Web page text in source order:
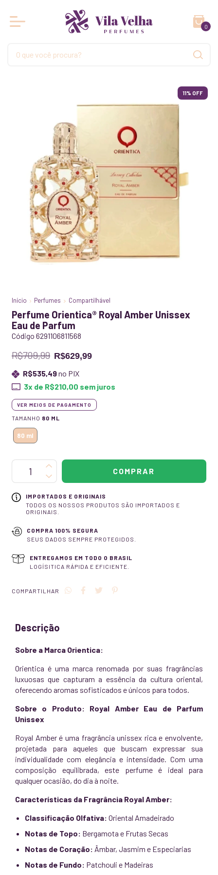
0
11% OFF
Início Perfumes Compartilhável
Perfume Orientica® Royal Amber Unissex
Eau de Parfum
Código 6291106811568
R$709,99 R$629,99
R$535,49no PIX
3x de R$210,00 sem juros
VER MEIOS DE PAGAMENTO
TAMANHO 80 ML
80 ml
IMPORTADOS E ORIGINAIS
TODOS OS NOSSOS PRODUTOS SÃO IMPORTADOS E
ORIGINAIS.
COMPRA 100% SEGURA
SEUS DADOS SEMPRE PROTEGIDOS.
ENTREGAMOS EM TODO O BRASIL
LOGÍSITICA RÁPIDA E EFICIENTE.
COMPARTILHAR
Descrição
Sobre a Marca Orientica:
Orientica é uma marca renomada por suas fragrâncias
luxuosas que capturam a essência da cultura oriental,
oferecendo aromas sofisticados e únicos para todos.
Sobre o Produto: Royal Amber Eau de Parfum
Unissex
Royal Amber é uma fragrância unissex rica e envolvente,
projetada para aqueles que buscam expressar sua
individualidade com elegância e intensidade. Com uma
composição equilibrada, este perfume é ideal para
qualquer ocasião, do dia à noite.
Características da Fragrância Royal Amber:
Classificação Olfativa: Oriental Amadeirado
Notas de Topo: Bergamota e Frutas Secas
Notas de Coração: Âmbar, Jasmim e Especiarias
Notas de Fundo: Patchouli e Madeiras